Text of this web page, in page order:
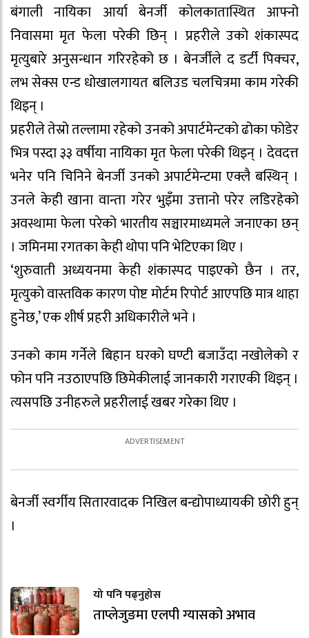
बंगाली नायिका आर्या बेनर्जी कोलकातास्थित आफ्नो
निवासमा मृत फेला परेकी छिन् । प्रहरीले उको शंकास्पद
मृत्युबारे अनुसन्धान गरिरहेको छ । बेनर्जीले द डर्टी पिक्चर,
लभ सेक्स एन्ड धोखालगायत बलिउड चलचित्रमा काम गरेकी
थिइन् ।
प्रहरीले तेस्रो तल्लामा रहेको उनको अपार्टमेन्टको ढोका फोडेर
भित्र पस्दा ३३ वर्षीया नायिका मृत फेला परेकी थिइन् । देवदत्त
भनेर पनि चिनिने बेनर्जी उनको अपार्टमेन्टमा एक्लै बस्थिन् ।
उनले केही खाना वान्ता गरेर भुइँमा उत्तानो परेर लडिरहेको
अवस्थामा फेला परेको भारतीय सञ्चारमाध्यमले जनाएका छन्
। जमिनमा रगतका केही थोपा पनि भेटिएका थिए ।
‘शुरुवाती अध्ययनमा केही शंकास्पद पाइएको छैन । तर,
मृत्युको वास्तविक कारण पोष्ट मोर्टम रिपोर्ट आएपछि मात्र थाहा
हुनेछ,’ एक शीर्ष प्रहरी अधिकारीले भने ।
उनको काम गर्नेले बिहान घरको घण्टी बजाउँदा नखोलेको र
फोन पनि नउठाएपछि छिमेकीलाई जानकारी गराएकी थिइन् ।
त्यसपछि उनीहरुले प्रहरीलाई खबर गरेका थिए ।
बेनर्जी स्वर्गीय सितारवादक निखिल बन्द्योपाध्यायकी छोरी हुन्
।
यो पनि पढ्नुहोस
ताप्लेजुङमा एलपी ग्यासको अभाव